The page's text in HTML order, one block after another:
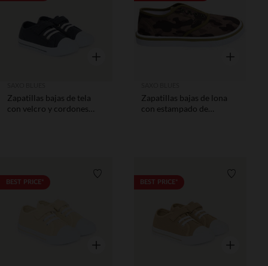
Vista rápida
Zapatillas bajas de tela
con velcro y cordones
Vista rápida
Zapatillas bajas de lona
con estampado de
BEST PRICE* Lista de requisitos
Vista rápida
BEST PRICE*
Vista rápida